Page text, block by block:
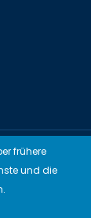
mit
frühere
und die